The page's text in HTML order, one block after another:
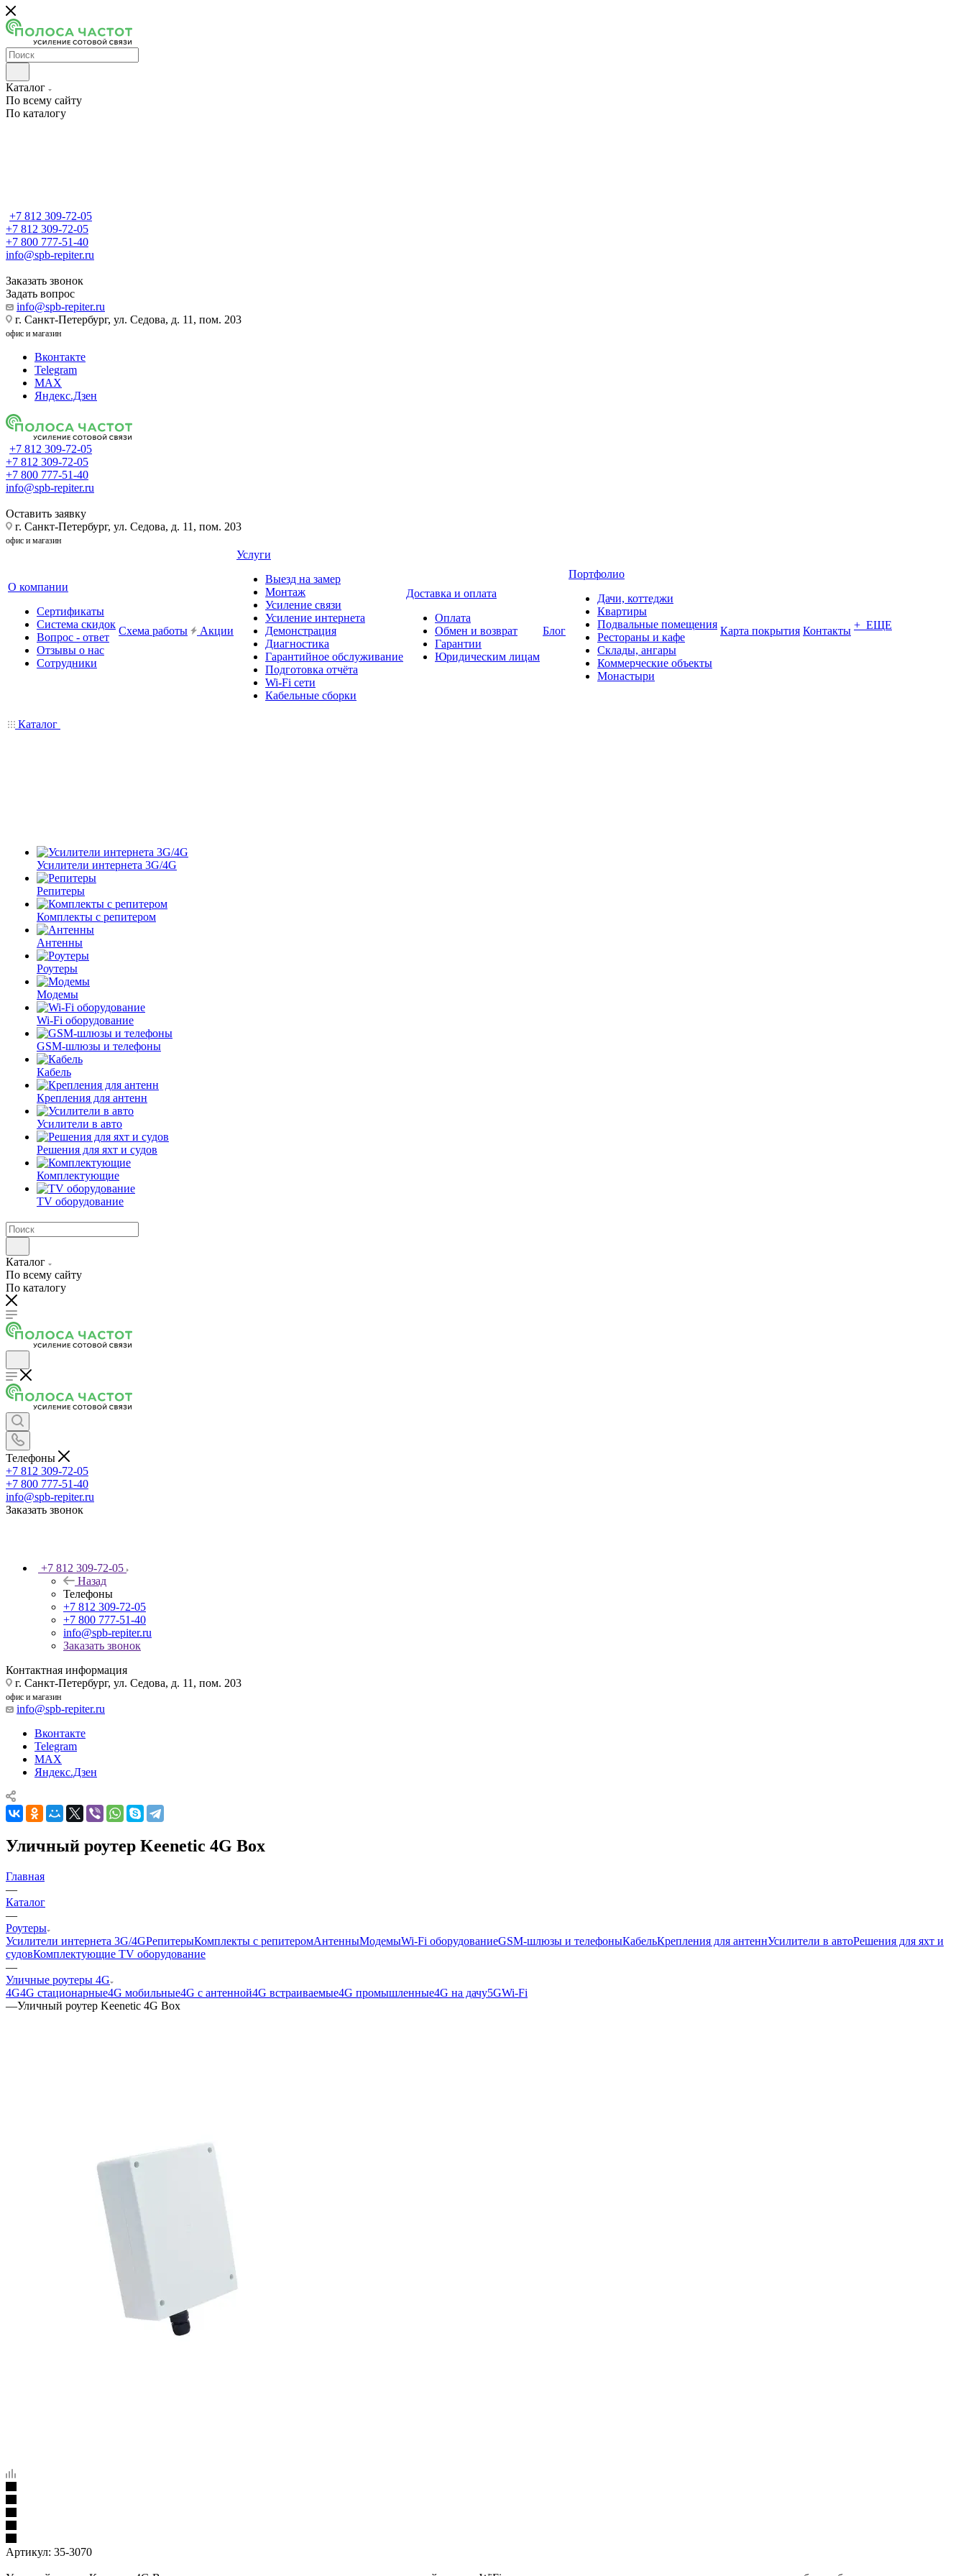
Каталог
По всему сайту
По каталогу
+7 812 309-72-05
+7 812 309-72-05
+7 800 777-51-40
info@spb-repiter.ru
Заказать звонок
Задать вопрос
info@spb-repiter.ru
г. Санкт-Петербург, ул. Седова, д. 11, пом. 203
офис и магазин
Вконтакте
Telegram
MAX
Яндекс.Дзен
+7 812 309-72-05
+7 812 309-72-05
+7 800 777-51-40
info@spb-repiter.ru
Оставить заявку
г. Санкт-Петербург, ул. Седова, д. 11, пом. 203
офис и магазин
О компании
Сертификаты
Система скидок
Вопрос - ответ
Отзывы о нас
Сотрудники
Схема работы Акции
Услуги
Выезд на замер
Монтаж
Усиление связи
Усиление интернета
Демонстрация
Диагностика
Гарантийное обслуживание
Подготовка отчёта
Wi-Fi сети
Кабельные сборки
Доставка и оплата
Оплата
Обмен и возврат
Гарантии
Юридическим лицам
Блог
Портфолио
Дачи, коттеджи
Квартиры
Подвальные помещения
Рестораны и кафе
Склады, ангары
Коммерческие объекты
Монастыри
Карта покрытия Контакты + ЕЩЕ
Каталог
Усилители интернета 3G/4G
Репитеры
Комплекты с репитером
Антенны
Роутеры
Модемы
Wi-Fi оборудование
GSM-шлюзы и телефоны
Кабель
Крепления для антенн
Усилители в авто
Решения для яхт и судов
Комплектующие
TV оборудование
Каталог
По всему сайту
По каталогу
Телефоны
+7 812 309-72-05
+7 800 777-51-40
info@spb-repiter.ru
Заказать звонок
+7 812 309-72-05
Назад
Телефоны
+7 812 309-72-05
+7 800 777-51-40
info@spb-repiter.ru
Заказать звонок
Контактная информация
г. Санкт-Петербург, ул. Седова, д. 11, пом. 203
офис и магазин
info@spb-repiter.ru
Вконтакте
Telegram
MAX
Яндекс.Дзен
Уличный роутер Keenetic 4G Box
Главная
—
Каталог
—
Роутеры
Усилители интернета 3G/4GРепитерыКомплекты с репитеромАнтенныМодемыWi-Fi оборудованиеGSM-шлюзы и телефоныКабельКрепления для антеннУсилители в автоРешения для яхт и
судовКомплектующие TV оборудование
—
Уличные роутеры 4G
4G4G стационарные4G мобильные4G с антенной4G встраиваемые4G промышленные4G на дачу5GWi-Fi
—Уличный роутер Keenetic 4G Box
Артикул: 35-3070